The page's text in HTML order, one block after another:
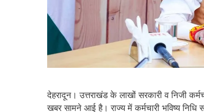
देहरादून। उत्तराखंड के लाखों सरकारी व निजी
खबर सामने आई है। राज्य में कर्मचारी भविष्य